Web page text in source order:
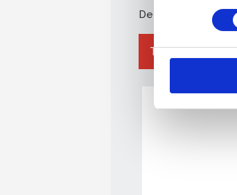
De Raad van
Toon alles